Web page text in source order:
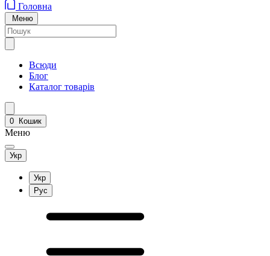
Головна
Меню
Всюди
Блог
Каталог товарів
0 Кошик
Меню
Укр
Укр
Рус